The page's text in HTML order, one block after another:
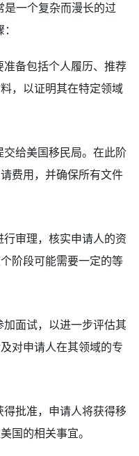
一个复杂而漫长的过
备包括个人履历、推荐
，以证明其在特定领域
给美国移民局。在此阶
费用，并确保所有文件
审理，核实申请人的资
阶段可能需要一定的等
面试，以进一步评估其
对申请人在其领域的专
得批准，申请人将获得移
国的相关事宜。